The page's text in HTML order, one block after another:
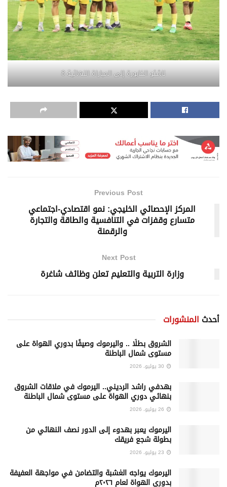
ناشئو الخابورة إلى المباراة النهائية 8
Previous Post
المركز الإحصائي الخليجي: نمو اقتصادي-اجتماعي
متسارع وقفزات في التنافسية والطاقة والتجارة
والرقمنة
Next Post
وزارة التربية والتعليم تعلن وظائف شاغرة
أحدث المنشورات
الشروق بطلًا .. واليرموك وصيفًا بدوري الهواة على
مستوى شمال الباطنة
بهدفي راشد الرديني.. اليرموك في ملاقات الشروق
بنهائي دوري الهواة على مستوى شمال الباطنة
اليرموك يعبر بهدوء إلى الدور نصف النهائي من
بطولة شجع فريقك
اليرموك يواجه الغشبة والتضامن في مواجهة العفيفة
بدوري الهواة لعام ٢٠٢٦م